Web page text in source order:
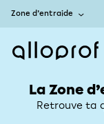
Zone d’entraide
La Zone
Retrouve ta